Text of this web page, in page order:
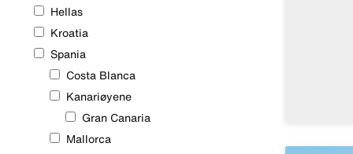
Hellas
Kroatia
Spania
Område
Costa Blanca
Kanariøyene
Gran Canaria
Mallorca